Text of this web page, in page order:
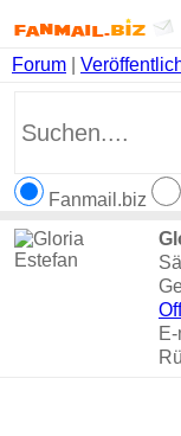
Forum
Fanmail.biz